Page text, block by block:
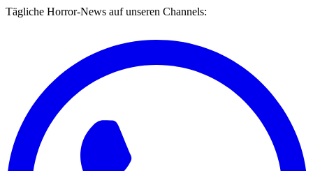
Tägliche Horror-News auf unseren Channels: